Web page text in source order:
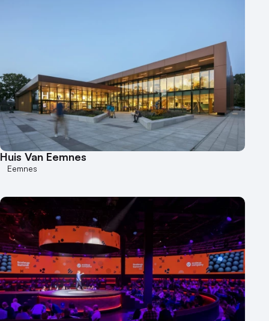
Huis Van Eemnes
Eemnes